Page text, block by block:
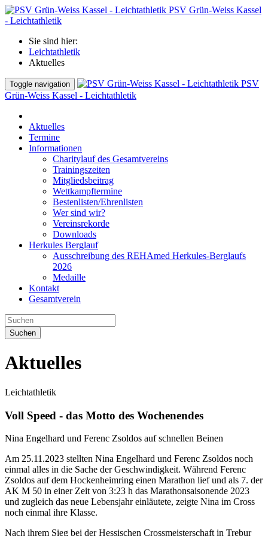
PSV Grün-Weiss Kassel
- Leichtathletik
Sie sind hier:
Leichtathletik
Aktuelles
Toggle navigation
PSV
Grün-Weiss Kassel - Leichtathletik
Aktuelles
Termine
Informationen
Charitylauf des Gesamtvereins
Trainingszeiten
Mitgliedsbeitrag
Wettkampftermine
Bestenlisten/Ehrenlisten
Wer sind wir?
Vereinsrekorde
Downloads
Herkules Berglauf
Ausschreibung des REHAmed Herkules-Berglaufs
2026
Medaille
Kontakt
Gesamtverein
Suchen
Aktuelles
Leichtathletik
Voll Speed - das Motto des Wochenendes
Nina Engelhard und Ferenc Zsoldos auf schnellen Beinen
Am 25.11.2023 stellten Nina Engelhard und Ferenc Zsoldos noch
einmal alles in die Sache der Geschwindigkeit. Während Ferenc
Zsoldos auf dem Hockenheimring einen Marathon lief und als 7. der
AK M 50 in einer Zeit von 3:23 h das Marathonsaisonende 2023
und zugleich das neue Lebensjahr einläutete, zeigte Nina im Cross
noch einmal ihre Klasse.
Nach ihrem Sieg bei der Hessischen Crossmeisterschaft in Trebur